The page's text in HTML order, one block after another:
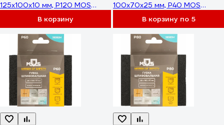
125x100x10 мм, Р120 MOS
В корзину
100x70x25 мм, Р40 MOS
В корзину по 5